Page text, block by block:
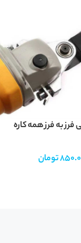
فرز به فرز همه کاره
تومان